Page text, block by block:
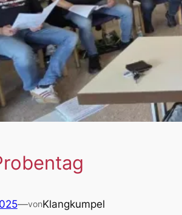
—vonKlangkumpel